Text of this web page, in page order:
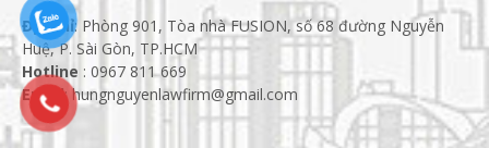
Địa chỉ: Phòng 901, Tòa nhà FUSION, số 68 đường Nguyễn
Huệ, P. Sài Gòn, TP.HCM
Hotline : 0967 811 669
Email: hungnguyenlawfirm@gmail.com